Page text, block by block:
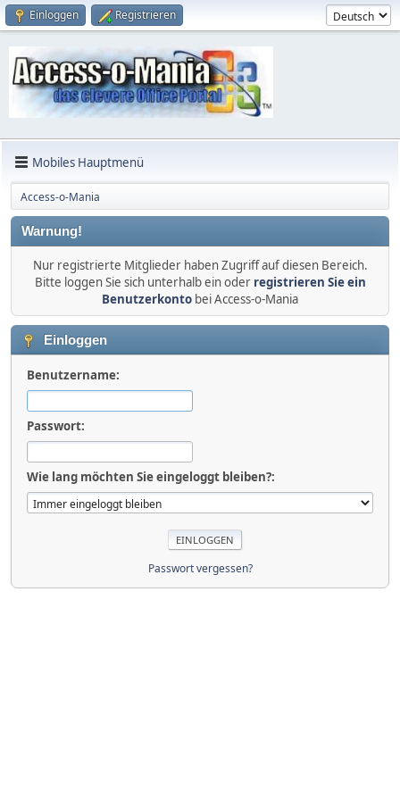
Einloggen Registrieren
Mobiles Hauptmenü
Access-o-Mania
Warnung!
Nur registrierte Mitglieder haben Zugriff auf diesen Bereich.
Bitte loggen Sie sich unterhalb ein oder registrieren Sie ein
Benutzerkonto bei Access-o-Mania
Einloggen
Benutzername:
Passwort:
Wie lang möchten Sie eingeloggt bleiben?:
Passwort vergessen?